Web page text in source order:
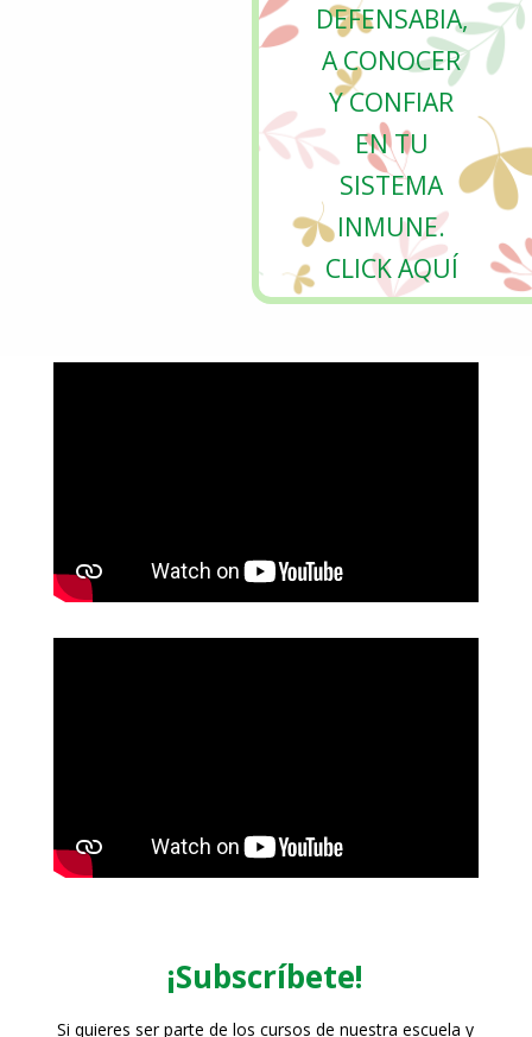
DEFENSABIA,
A CONOCER
Y CONFIAR
EN TU
SISTEMA
INMUNE.
CLICK AQUÍ
¡Subscríbete!
Si quieres ser parte de los cursos de nuestra escuela y